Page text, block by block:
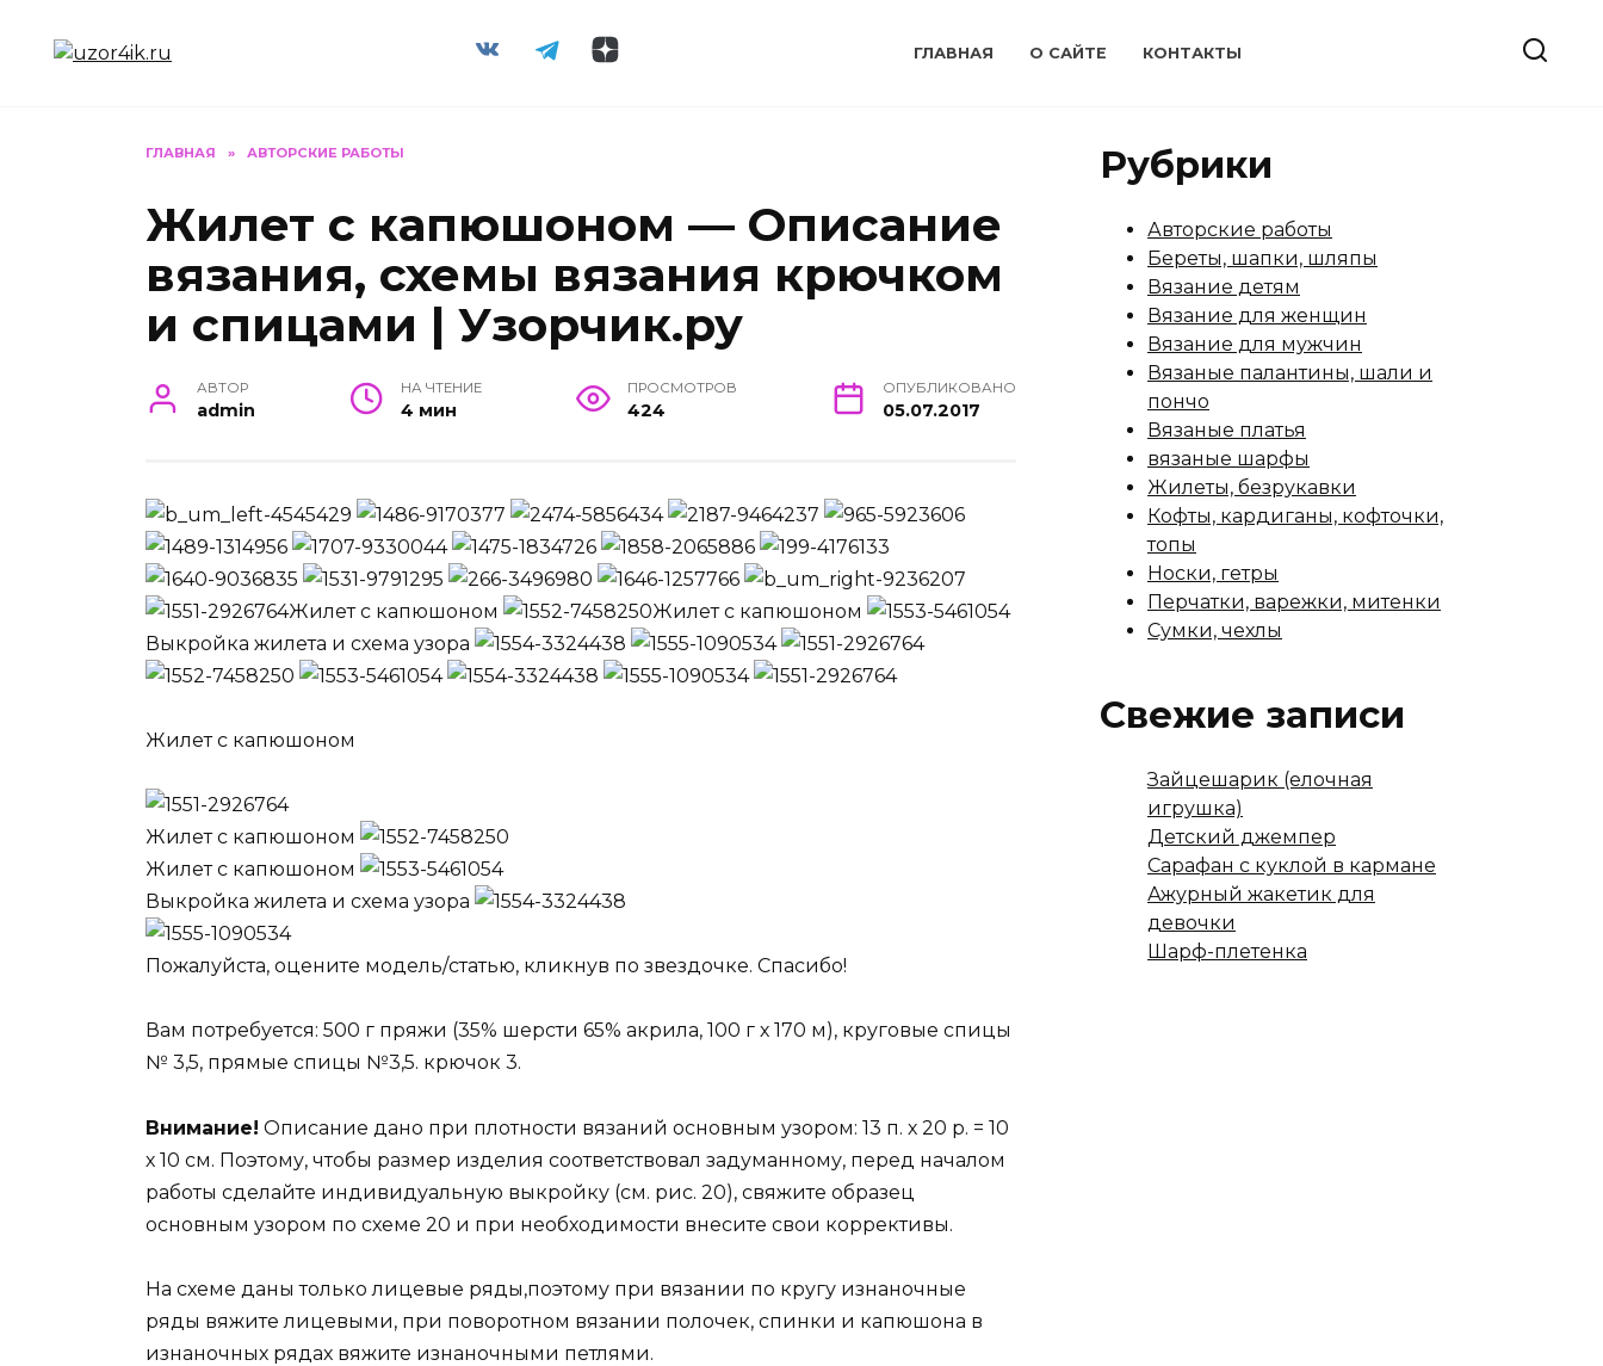
содержанию
ГЛАВНАЯ О САЙТЕ КОНТАКТЫ
ГЛАВНАЯ » АВТОРСКИЕ РАБОТЫ
Жилет с капюшоном — Описание
вязания, схемы вязания крючком
и спицами | Узорчик.ру
АВТОР
admin
НА ЧТЕНИЕ
4 мин
ПРОСМОТРОВ
424
ОПУБЛИКОВАНО
05.07.2017
Жилет с капюшоном
Жилет с капюшоном
Выкройка жилета и схема узора
Жилет с капюшоном
Жилет с капюшоном
Жилет с капюшоном
Выкройка жилета и схема узора
Пожалуйста, оцените модель/статью, кликнув по звездочке. Спасибо!
Вам потребуется: 500 г пряжи (35% шерсти 65% акрила, 100 г х 170 м), круговые спицы
№ 3,5, прямые спицы №3,5. крючок 3.
Внимание! Описание дано при плотности вязаний основным узором: 13 п. х 20 р. = 10
х 10 см. Поэтому, чтобы размер изделия соответствовал задуманному, перед началом
работы сделайте индивидуальную выкройку (см. рис. 20), свяжите образец
основным узором по схеме 20 и при необходимости внесите свои коррективы.
На схеме даны только лицевые ряды,поэтому при вязании по кругу изнаночные
ряды вяжите лицевыми, при поворотном вязании полочек, спинки и капюшона в
изнаночных рядах вяжите изнаночными петлями.
Рубрики
Авторские работы
Береты, шапки, шляпы
Вязание детям
Вязание для женщин
Вязание для мужчин
Вязаные палантины, шали и
пончо
Вязаные платья
вязаные шарфы
Жилеты, безрукавки
Кофты, кардиганы, кофточки,
топы
Носки, гетры
Перчатки, варежки, митенки
Сумки, чехлы
Свежие записи
Зайцешарик (елочная
игрушка)
Детский джемпер
Сарафан с куклой в кармане
Ажурный жакетик для
девочки
Шарф-плетенка